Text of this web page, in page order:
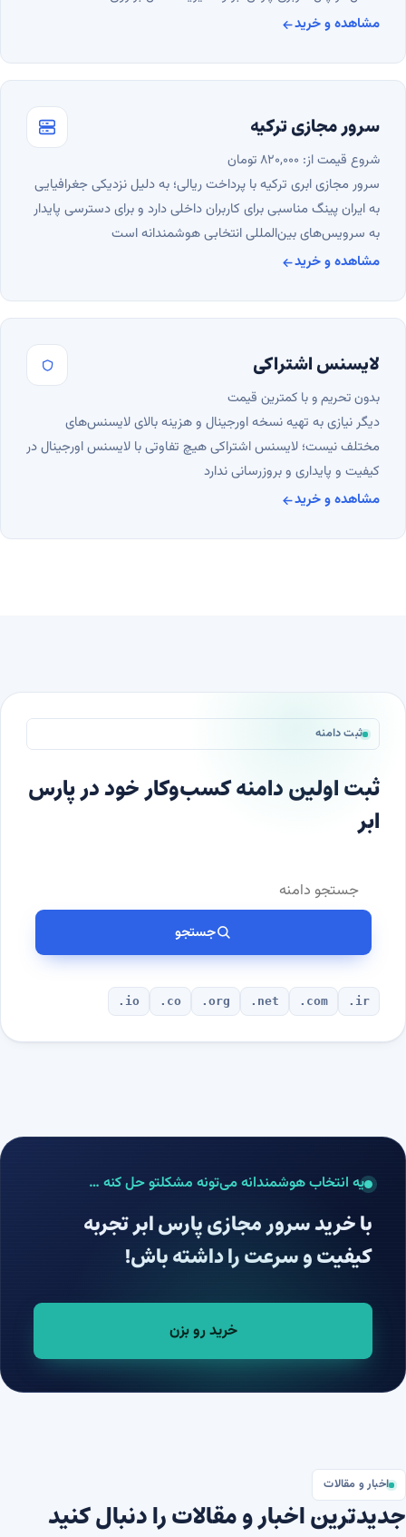
مشاهده و خرید
خدمات دامنه
سرور مجازی ترکیه
شروع قیمت از: ۸۲۰,۰۰۰ تومان
سرور مجازی ابری ترکیه با پرداخت ریالی؛ به دلیل نزدیکی جغرافیایی
به ایران پینگ مناسبی برای کاربران داخلی دارد و برای دسترسی پایدار
به سرویس‌های بین‌المللی انتخابی هوشمندانه است
مشاهده و خرید
سرور مجازی ترکیه
لایسنس اشتراکی
بدون تحریم و با کمترین قیمت
دیگر نیازی به تهیه نسخه اورجینال و هزینه بالای لایسنس‌های
مختلف نیست؛ لایسنس اشتراکی هیچ تفاوتی با لایسنس اورجینال در
کیفیت و پایداری و بروزرسانی ندارد
مشاهده و خرید
لایسنس اشتراکی
ثبت دامنه
ثبت اولین دامنه کسب‌وکار خود در پارس
ابر
جستجو
.ir
.com
.net
.org
.co
.io
یه انتخاب هوشمندانه می‌تونه مشکلتو حل کنه …
با خرید سرور مجازی پارس ابر تجربه
کیفیت و سرعت را داشته باش!
خرید رو بزن
اخبار و مقالات
اخبار و مقالات را دنبال کنید